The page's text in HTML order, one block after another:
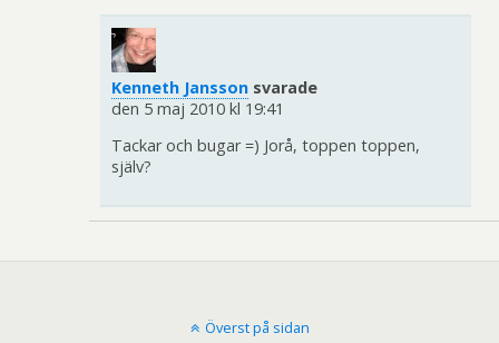
Kenneth Jansson svarade
den 5 maj 2010 kl 19:41
Tackar och bugar =) Jorå, toppen toppen,
själv?
Överst på sidan